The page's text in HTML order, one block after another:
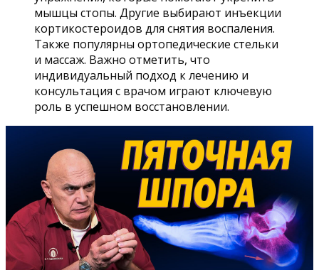
мышцы стопы. Другие выбирают инъекции
кортикостероидов для снятия воспаления.
Также популярны ортопедические стельки
и массаж. Важно отметить, что
индивидуальный подход к лечению и
консультация с врачом играют ключевую
роль в успешном восстановлении.